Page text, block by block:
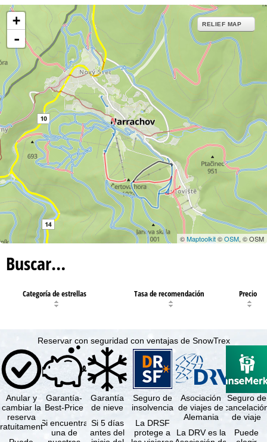
+
-
RELIEF MAP
©Maptoolkit©OSM, © OSM
Buscar…
Categoría de estrellas Tasa de recomendación Precio
Reservar con seguridad con ventajas de SnowTrex
Anular y
cambiar la
reserva
Garantía-
Best-Price
Si encuentra
una de
Garantía
de nieve
Si 5 días
antes del
Seguro de
insolvencia
La DRSF
protege a
Asociación
de viajes de
Alemania
La DRV es la
Seguro de
de viaje
Puede